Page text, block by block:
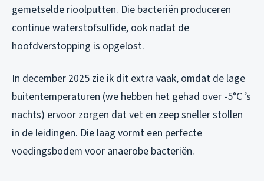
gemetselde rioolputten. Die bacteriën produceren
continue waterstofsulfide, ook nadat de
hoofdverstopping is opgelost.
In december 2025 zie ik dit extra vaak, omdat de lage
buitentemperaturen (we hebben het gehad over -5°C ’s
nachts) ervoor zorgen dat vet en zeep sneller stollen
in de leidingen. Die laag vormt een perfecte
voedingsbodem voor anaerobe bacteriën.